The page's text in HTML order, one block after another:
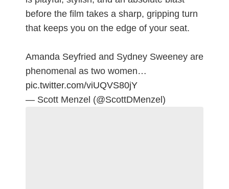
before the film takes a sharp, gripping turn
that keeps you on the edge of your seat.
Amanda Seyfried and Sydney Sweeney are
phenomenal as two women…
pic.twitter.com/viUQVS80jY
— Scott Menzel (@ScottDMenzel)